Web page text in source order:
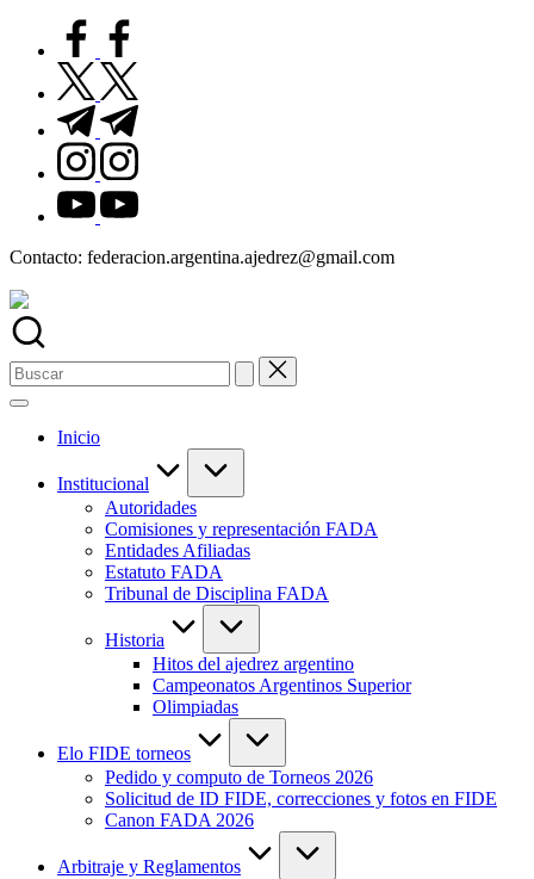
contenido
facebook.com
twitter.com
t.me
instagram.com
youtube.com
Contacto: federacion.argentina.ajedrez@gmail.com
Buscar:
Inicio
Institucional
Autoridades
Comisiones y representación FADA
Entidades Afiliadas
Estatuto FADA
Tribunal de Disciplina FADA
Historia
Hitos del ajedrez argentino
Campeonatos Argentinos Superior
Olimpiadas
Elo FIDE torneos
Pedido y computo de Torneos 2026
Solicitud de ID FIDE, correcciones y fotos en FIDE
Canon FADA 2026
Arbitraje y Reglamentos